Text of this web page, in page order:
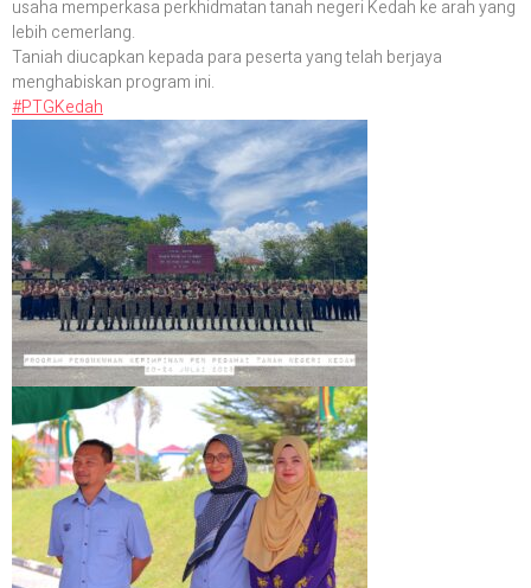
usaha memperkasa perkhidmatan tanah negeri Kedah ke arah yang
lebih cemerlang.
Taniah diucapkan kepada para peserta yang telah berjaya
menghabiskan program ini.
#PTGKedah